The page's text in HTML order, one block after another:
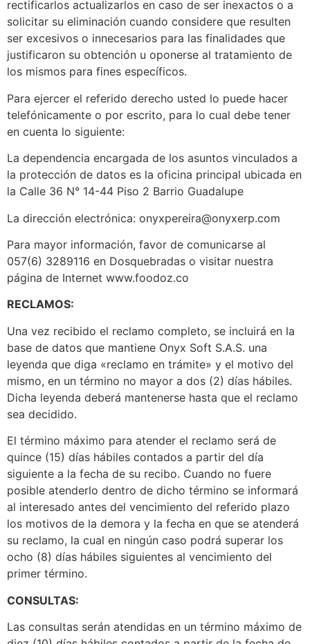
rectificarlos actualizarlos en caso de ser inexactos o a
solicitar su eliminación cuando considere que resulten
ser excesivos o innecesarios para las finalidades que
justificaron su obtención u oponerse al tratamiento de
los mismos para fines específicos.
Para ejercer el referido derecho usted lo puede hacer
telefónicamente o por escrito, para lo cual debe tener
en cuenta lo siguiente:
La dependencia encargada de los asuntos vinculados a
la protección de datos es la oficina principal ubicada en
la Calle 36 N° 14-44 Piso 2 Barrio Guadalupe
La dirección electrónica: onyxpereira@onyxerp.com
Para mayor información, favor de comunicarse al
057(6) 3289116 en Dosquebradas o visitar nuestra
página de Internet www.foodoz.co
RECLAMOS:
Una vez recibido el reclamo completo, se incluirá en la
base de datos que mantiene Onyx Soft S.A.S. una
leyenda que diga «reclamo en trámite» y el motivo del
mismo, en un término no mayor a dos (2) días hábiles.
Dicha leyenda deberá mantenerse hasta que el reclamo
sea decidido.
El término máximo para atender el reclamo será de
quince (15) días hábiles contados a partir del día
siguiente a la fecha de su recibo. Cuando no fuere
posible atenderlo dentro de dicho término se informará
al interesado antes del vencimiento del referido plazo
los motivos de la demora y la fecha en que se atenderá
su reclamo, la cual en ningún caso podrá superar los
ocho (8) días hábiles siguientes al vencimiento del
primer término.
CONSULTAS:
Las consultas serán atendidas en un término máximo de